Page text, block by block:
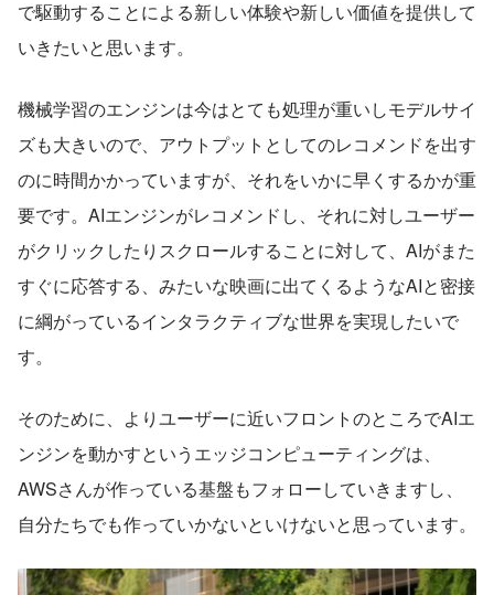
で駆動することによる新しい体験や新しい価値を提供して
いきたいと思います。
機械学習のエンジンは今はとても処理が重いしモデルサイ
ズも大きいので、アウトプットとしてのレコメンドを出す
のに時間かかっていますが、それをいかに早くするかが重
要です。AIエンジンがレコメンドし、それに対しユーザー
がクリックしたりスクロールすることに対して、AIがまた
すぐに応答する、みたいな映画に出てくるようなAIと密接
に綱がっているインタラクティブな世界を実現したいで
す。
そのために、よりユーザーに近いフロントのところでAIエ
ンジンを動かすというエッジコンピューティングは、
AWSさんが作っている基盤もフォローしていきますし、
自分たちでも作っていかないといけないと思っています。